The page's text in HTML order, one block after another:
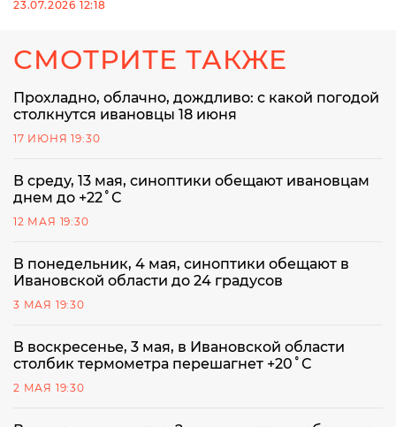
23.07.2026 12:18
СМОТРИТЕ ТАКЖЕ
Прохладно, облачно, дождливо: с какой погодой
столкнутся ивановцы 18 июня
17 ИЮНЯ 19:30
В среду, 13 мая, синоптики обещают ивановцам
днем до +22˚С
12 МАЯ 19:30
В понедельник, 4 мая, синоптики обещают в
Ивановской области до 24 градусов
3 МАЯ 19:30
В воскресенье, 3 мая, в Ивановской области
столбик термометра перешагнет +20˚С
2 МАЯ 19:30